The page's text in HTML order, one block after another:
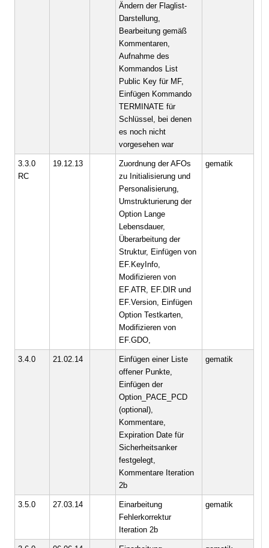
Ändern der Flaglist-
Darstellung,
Bearbeitung gemäß
Kommentaren,
Aufnahme des
Kommandos List
Public Key für MF,
Einfügen Kommando
TERMINATE für
Schlüssel, bei denen
es noch nicht
vorgesehen war
3.3.0
RC
19.12.13
Zuordnung der AFOs
zu Initialisierung und
Personalisierung,
Umstrukturierung der
Option Lange
Lebensdauer,
Überarbeitung der
Struktur, Einfügen von
EF.KeyInfo,
Modifizieren von
EF.ATR, EF.DIR und
EF.Version, Einfügen
Option Testkarten,
Modifizieren von
EF.GDO,
gematik
3.4.0 21.02.14
Einfügen einer Liste
offener Punkte,
Einfügen der
Option_PACE_PCD
(optional),
Kommentare,
Expiration Date für
Sicherheitsanker
festgelegt,
Kommentare Iteration
2b
gematik
3.5.0 27.03.14
Einarbeitung
Fehlerkorrektur
Iteration 2b
gematik